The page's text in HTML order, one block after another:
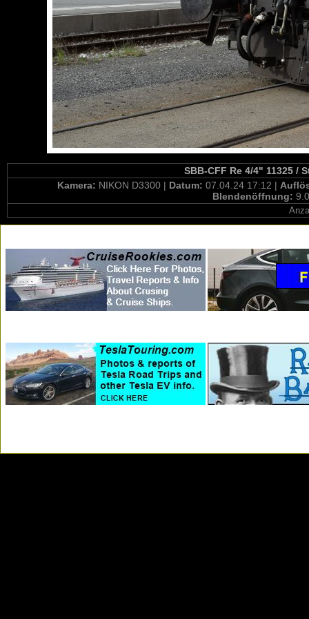
SBB-CFF Re 4/4" 11325 /
Kamera: NIKON D3300 | Datum: 07.04.24 17:12 |
Blendenöffnung: